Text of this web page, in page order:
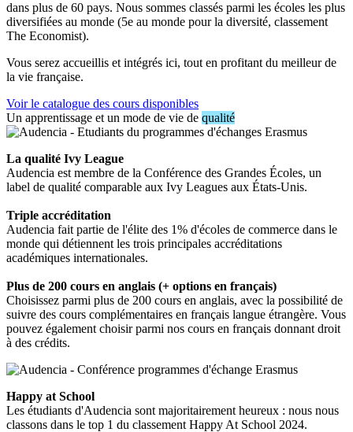
dans plus de 60 pays. Nous sommes classés parmi les écoles les plus
diversifiées au monde (5e au monde pour la diversité, classement
The Economist).
Vous serez accueillis et intégrés ici, tout en profitant du meilleur de
la vie française.
Voir le catalogue des cours disponibles
Un apprentissage et un mode de vie de qualité
La qualité Ivy League
Audencia est membre de la Conférence des Grandes Écoles, un
label de qualité comparable aux Ivy Leagues aux États-Unis.
Triple accréditation
Audencia fait partie de l'élite des 1% d'écoles de commerce dans le
monde qui détiennent les trois principales accréditations
académiques internationales.
Plus de 200 cours en anglais (+ options en français)
Choisissez parmi plus de 200 cours en anglais, avec la possibilité de
suivre des cours complémentaires en français langue étrangère. Vous
pouvez également choisir parmi nos cours en français donnant droit
à des crédits.
Happy at School
Les étudiants d'Audencia sont majoritairement heureux : nous nous
classons dans le top 1 du classement Happy At School 2024.